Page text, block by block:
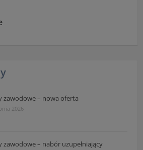
zawodowe – nowa oferta
2026
zawodowe – nabór uzupełniający